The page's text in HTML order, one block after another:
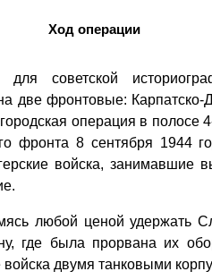
Ход операции
для советской
две фронтовые: Карпатско-
операция в полосе
фронта 8 сентября 1944
войска, занимавшие
любой ценой удержать
где была прорвана их
двумя танковыми